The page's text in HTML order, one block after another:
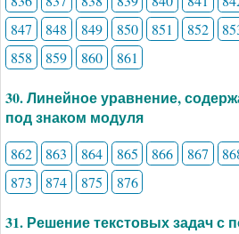
847
848 849 850 851 852
858
859 860 861
30. Линейное уравнение,
под знаком модуля
862 863 864 865 866 867
873
874 875 876
31. Решение текстовых задач